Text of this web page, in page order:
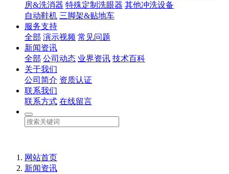
房&洗消器 特殊定制洗眼器 其他冲洗设备
自动鞋机 三脚架&贴地车
服务支持
全部 演示视频 常见问题
新闻资讯
全部 公司动态 业界资讯 技术百科
关于我们
公司简介 资质认证
联系我们
联系方式 在线留言
网站首页
新闻资讯